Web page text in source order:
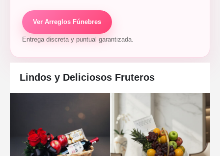
Ver Arreglos Fúnebres
Entrega discreta y puntual garantizada.
Lindos y Deliciosos Fruteros